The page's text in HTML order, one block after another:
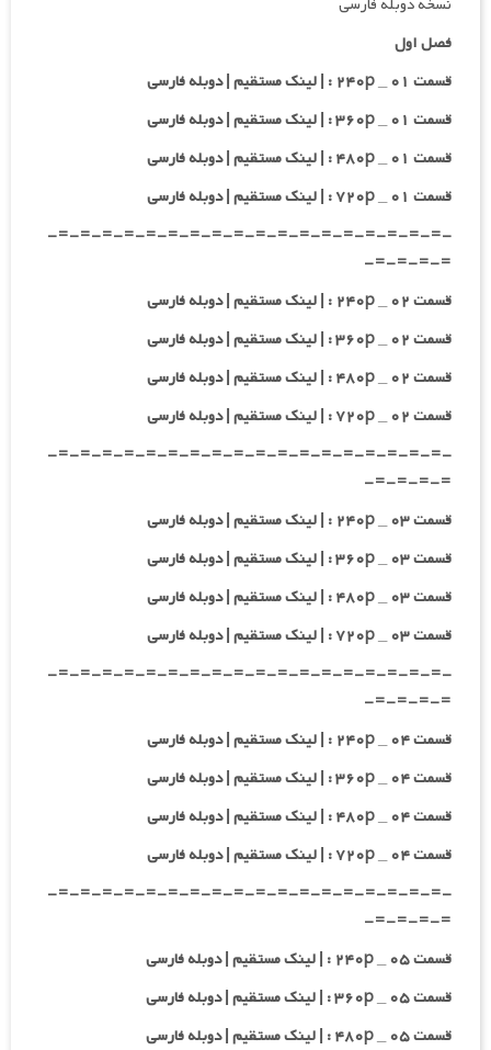
فصل اول
قسمت ۰۱ _ ۲۴۰p : | لینک مستقیم | دوبله فارسی
قسمت ۰۱ _ ۳۶۰p : | لینک مستقیم | دوبله فارسی
قسمت ۰۱ _ ۴۸۰p : | لینک مستقیم | دوبله فارسی
قسمت ۰۱ _ ۷۲۰p : | لینک مستقیم | دوبله فارسی
-=-=-=-=-=-=-=-=-=-=-=-=-=-=-=-=-=-=-
=-=-=-=-
قسمت ۰۲ _ ۲۴۰p : | لینک مستقیم | دوبله فارسی
قسمت ۰۲ _ ۳۶۰p : | لینک مستقیم | دوبله فارسی
قسمت ۰۲ _ ۴۸۰p : | لینک مستقیم | دوبله فارسی
قسمت ۰۲ _ ۷۲۰p : | لینک مستقیم | دوبله فارسی
-=-=-=-=-=-=-=-=-=-=-=-=-=-=-=-=-=-=-
=-=-=-=-
قسمت ۰۳ _ ۲۴۰p : | لینک مستقیم | دوبله فارسی
قسمت ۰۳ _ ۳۶۰p : | لینک مستقیم | دوبله فارسی
قسمت ۰۳ _ ۴۸۰p : | لینک مستقیم | دوبله فارسی
قسمت ۰۳ _ ۷۲۰p : | لینک مستقیم | دوبله فارسی
-=-=-=-=-=-=-=-=-=-=-=-=-=-=-=-=-=-=-
=-=-=-=-
قسمت ۰۴ _ ۲۴۰p : | لینک مستقیم | دوبله فارسی
قسمت ۰۴ _ ۳۶۰p : | لینک مستقیم | دوبله فارسی
قسمت ۰۴ _ ۴۸۰p : | لینک مستقیم | دوبله فارسی
قسمت ۰۴ _ ۷۲۰p : | لینک مستقیم | دوبله فارسی
-=-=-=-=-=-=-=-=-=-=-=-=-=-=-=-=-=-=-
=-=-=-=-
قسمت ۰۵ _ ۲۴۰p : | لینک مستقیم | دوبله فارسی
قسمت ۰۵ _ ۳۶۰p : | لینک مستقیم | دوبله فارسی
قسمت ۰۵ _ ۴۸۰p : | لینک مستقیم | دوبله فارسی